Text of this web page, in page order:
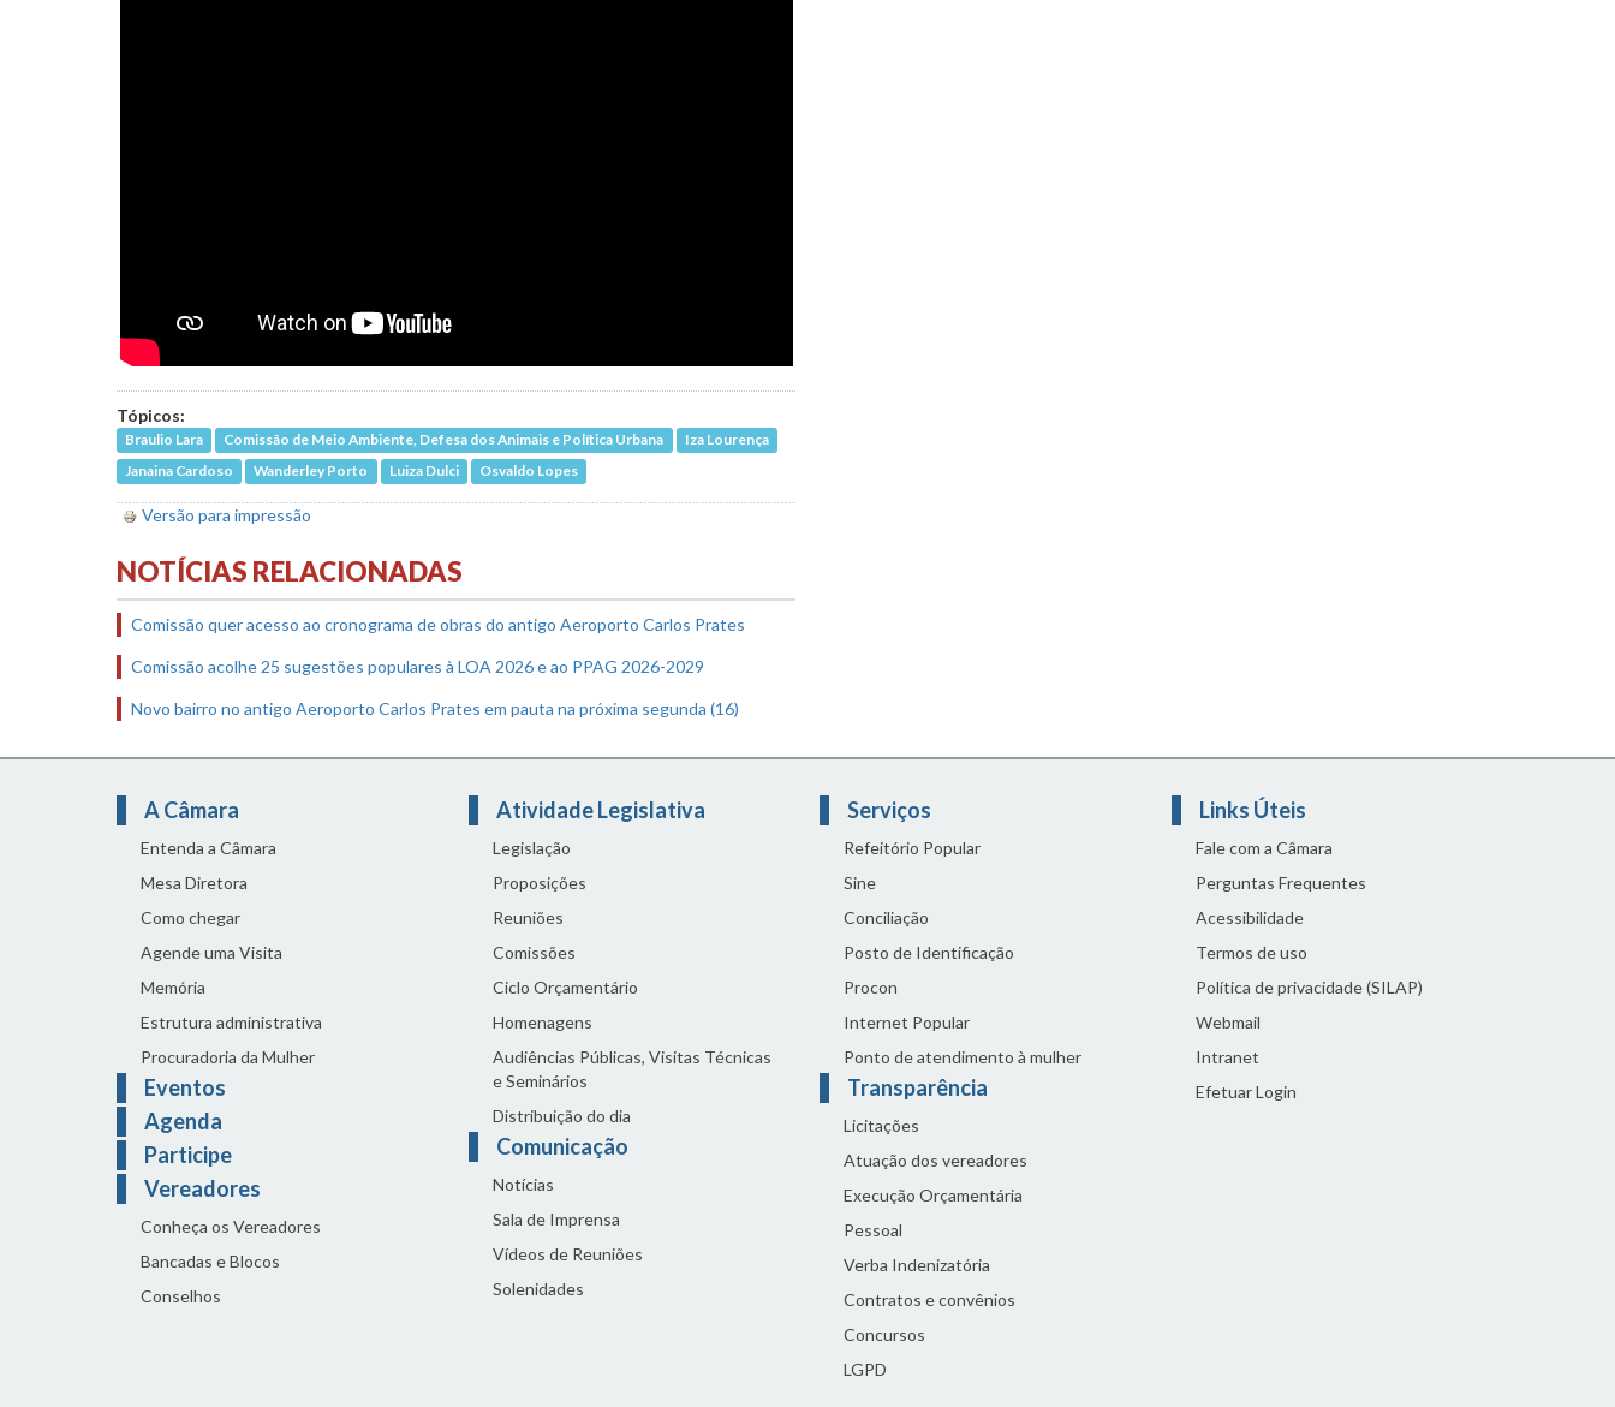
Tópicos:
Braulio Lara Comissão de Meio Ambiente, Defesa dos Animais e Política Urbana
Iza Lourença
Janaina Cardoso
Wanderley Porto Luiza Dulci Osvaldo Lopes
Versão para impressão
NOTÍCIAS RELACIONADAS
Comissão quer acesso ao cronograma de obras do antigo Aeroporto Carlos Prates
Comissão acolhe 25 sugestões populares à LOA 2026 e ao PPAG 2026-2029
Novo bairro no antigo Aeroporto Carlos Prates em pauta na próxima segunda (16)
A Câmara
Entenda a Câmara
Mesa Diretora
Como chegar
Agende uma Visita
Memória
Estrutura administrativa
Procuradoria da Mulher
Eventos
Agenda
Participe
Vereadores
Conheça os Vereadores
Bancadas e Blocos
Conselhos
Atividade Legislativa
Legislação
Proposições
Reuniões
Comissões
Ciclo Orçamentário
Homenagens
Audiências Públicas, Visitas Técnicas
e Seminários
Distribuição do dia
Comunicação
Notícias
Sala de Imprensa
Vídeos de Reuniões
Solenidades
Serviços
Refeitório Popular
Sine
Conciliação
Posto de Identificação
Procon
Internet Popular
Ponto de atendimento à mulher
Transparência
Licitações
Atuação dos vereadores
Execução Orçamentária
Pessoal
Verba Indenizatória
Contratos e convênios
Concursos
LGPD
Links Úteis
Fale com a Câmara
Perguntas Frequentes
Acessibilidade
Termos de uso
Política de privacidade (SILAP)
Webmail
Intranet
Efetuar Login